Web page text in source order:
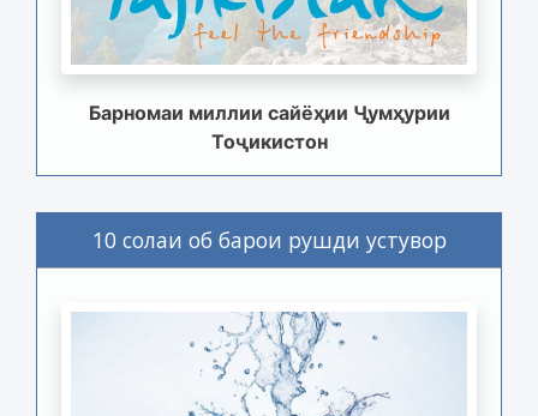
Барномаи миллии сайёҳии Ҷумҳурии
Тоҷикистон
10 солаи об барои рушди устувор